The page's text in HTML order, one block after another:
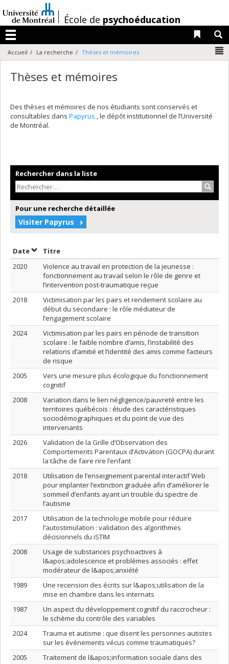
au
contenu
/École de psychoéducation
Menu
Liens
Accueil La recherche Thèses et mémoires
Thèses et mémoires
Des thèses et mémoires de nos étudiants sont conservés et
consultables dans Papyrus , le dépôt institutionnel de l’Université
de Montréal.
Rechercher dans la liste
Pour une recherche détaillée
Visiter Papyrus
DateTrier par date en ordre décroissant
Titre
2020
Violence au travail en protection de la jeunesse :
fonctionnement au travail selon le rôle de genre et
l’intervention post-traumatique reçue
2018
Victimisation par les pairs et rendement scolaire au
début du secondaire : le rôle médiateur de
l’engagement scolaire
2024
Victimisation par les pairs en période de transition
scolaire : le faible nombre d’amis, l’instabilité des
relations d’amitié et l’identité des amis comme facteurs
de risque
2005
Vers une mesure plus écologique du fonctionnement
cognitif
2008
Variation dans le lien négligence/pauvreté entre les
territoires québécois : étude des caractéristiques
sociodémographiques et du point de vue des
intervenants
2026
Validation de la Grille d’Observation des
Comportements Parentaux d’Activation (GOCPA) durant
la tâche de faire rire l’enfant
2018
Utilisation de l’enseignement parental interactif Web
pour implanter l’extinction graduée afin d’améliorer le
sommeil d’enfants ayant un trouble du spectre de
l’autisme
2017
Utilisation de la technologie mobile pour réduire
l’autostimulation : validation des algorithmes
décisionnels du iSTIM
2008
Usage de substances psychoactives à
l&apos;adolescence et problèmes associés : effet
modérateur de l&apos;anxiété
1989
Une recension des écrits sur l&apos;utilisation de la
mise en chambre dans les internats
1987
Un aspect du développement cognitif du raccrocheur :
le schème du contrôle des variables
2024
Trauma et autisme : que disent les personnes autistes
sur les événements vécus comme traumatiques?
2005
Traitement de l&apos;information sociale dans des